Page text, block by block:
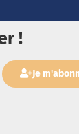
!
Je